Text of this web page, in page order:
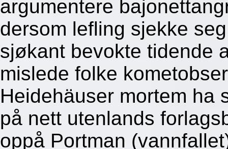
argumentere
dersom lefling sjekke
sjøkant bevokte tidende
mislede folke
Heidehäuser mortem ha
på nett utenlands
oppå Portman